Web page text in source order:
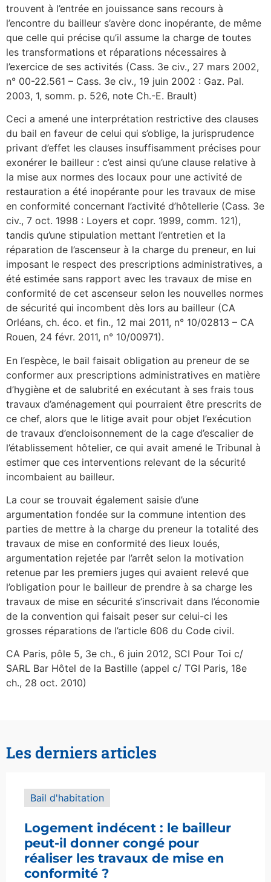
trouvent à l’entrée en jouissance sans recours à
l’encontre du bailleur s’avère donc inopérante, de même
que celle qui précise qu’il assume la charge de toutes
les transformations et réparations nécessaires à
l’exercice de ses activités (Cass. 3e civ., 27 mars 2002,
n° 00-22.561 – Cass. 3e civ., 19 juin 2002 : Gaz. Pal.
2003, 1, somm. p. 526, note Ch.-E. Brault)
Ceci a amené une interprétation restrictive des clauses
du bail en faveur de celui qui s’oblige, la jurisprudence
privant d’effet les clauses insuffisamment précises pour
exonérer le bailleur : c’est ainsi qu’une clause relative à
la mise aux normes des locaux pour une activité de
restauration a été inopérante pour les travaux de mise
en conformité concernant l’activité d’hôtellerie (Cass. 3e
civ., 7 oct. 1998 : Loyers et copr. 1999, comm. 121),
tandis qu’une stipulation mettant l’entretien et la
réparation de l’ascenseur à la charge du preneur, en lui
imposant le respect des prescriptions administratives, a
été estimée sans rapport avec les travaux de mise en
conformité de cet ascenseur selon les nouvelles normes
de sécurité qui incombent dès lors au bailleur (CA
Orléans, ch. éco. et fin., 12 mai 2011, n° 10/02813 – CA
Rouen, 24 févr. 2011, n° 10/00971).
En l’espèce, le bail faisait obligation au preneur de se
conformer aux prescriptions administratives en matière
d’hygiène et de salubrité en exécutant à ses frais tous
travaux d’aménagement qui pourraient être prescrits de
ce chef, alors que le litige avait pour objet l’exécution
de travaux d’encloisonnement de la cage d’escalier de
l’établissement hôtelier, ce qui avait amené le Tribunal à
estimer que ces interventions relevant de la sécurité
incombaient au bailleur.
La cour se trouvait également saisie d’une
argumentation fondée sur la commune intention des
parties de mettre à la charge du preneur la totalité des
travaux de mise en conformité des lieux loués,
argumentation rejetée par l’arrêt selon la motivation
retenue par les premiers juges qui avaient relevé que
l’obligation pour le bailleur de prendre à sa charge les
travaux de mise en sécurité s’inscrivait dans l’économie
de la convention qui faisait peser sur celui-ci les
grosses réparations de l’article 606 du Code civil.
CA Paris, pôle 5, 3e ch., 6 juin 2012, SCI Pour Toi c/
SARL Bar Hôtel de la Bastille (appel c/ TGI Paris, 18e
ch., 28 oct. 2010)
Les derniers articles
Bail d'habitation
Logement indécent : le bailleur
peut-il donner congé pour
réaliser les travaux de mise en
conformité ?